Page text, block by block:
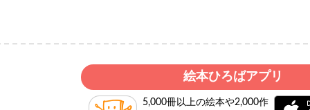
絵本ひろばアプリ
5,000冊以上の絵本や2,000作